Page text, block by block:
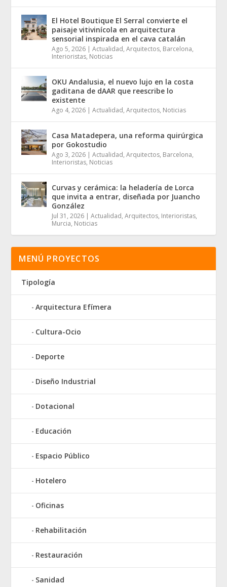
El Hotel Boutique El Serral convierte el
paisaje vitivinícola en arquitectura
sensorial inspirada en el cava catalán
Ago 5, 2026 |Actualidad,Arquitectos, Barcelona,
Interioristas, Noticias
OKU Andalusia, el nuevo lujo en la costa
gaditana de dAAR que reescribe lo
existente
Ago 4, 2026 |Actualidad,Arquitectos, Noticias
Casa Matadepera, una reforma quirúrgica
por Gokostudio
Ago 3, 2026 |Actualidad,Arquitectos, Barcelona,
Interioristas, Noticias
Curvas y cerámica: la heladería de Lorca
que invita a entrar, diseñada por Juancho
González
Jul 31, 2026 |Actualidad,Arquitectos, Interioristas,
Murcia, Noticias
MENÚ PROYECTOS
Tipología
Arquitectura Efímera
Cultura-Ocio
Deporte
Diseño Industrial
Dotacional
Educación
Espacio Público
Hotelero
Oficinas
Rehabilitación
Restauración
Sanidad